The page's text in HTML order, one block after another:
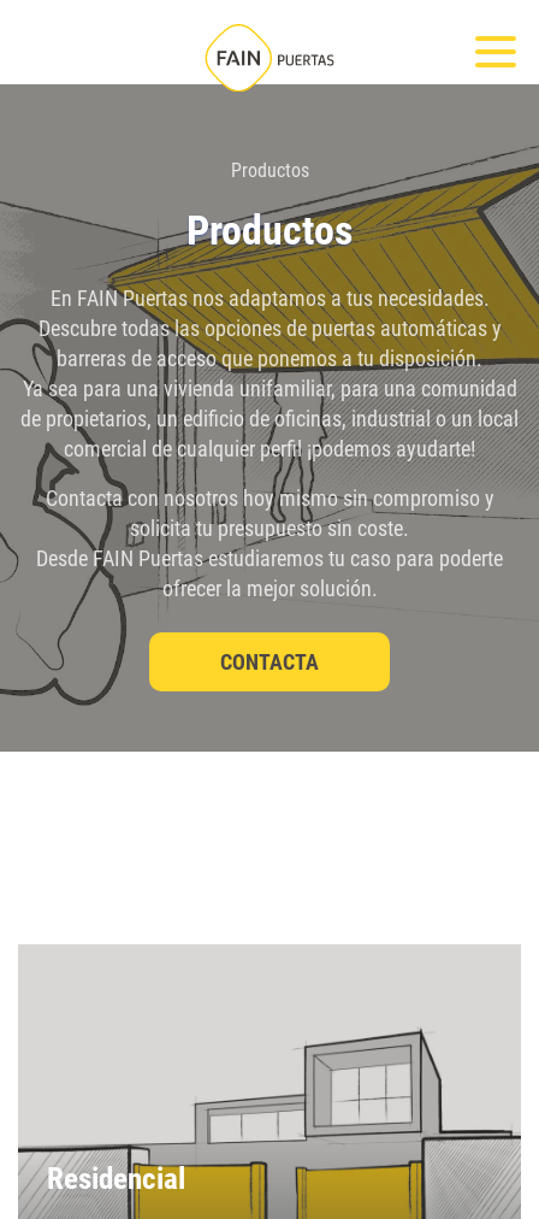
sitio
un
accesibilidad.
Productos
Productos
En FAIN Puertas nos adaptamos a tus necesidades.
Descubre todas las opciones de puertas automáticas y
barreras de acceso que ponemos a tu disposición.
Ya sea para una vivienda unifamiliar, para una comunidad
de propietarios, un edificio de oficinas, industrial o un local
comercial de cualquier perfil ¡podemos ayudarte!
Contacta con nosotros hoy mismo sin compromiso y
solicita tu presupuesto sin coste.
Desde FAIN Puertas estudiaremos tu caso para poderte
ofrecer la mejor solución.
CONTACTA
Residencial